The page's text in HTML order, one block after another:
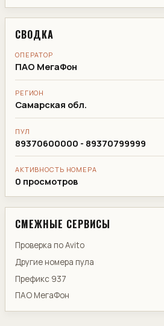
СВОДКА
ОПЕРАТОР
ПАО МегаФон
РЕГИОН
Самарская обл.
ПУЛ
89370600000 - 89370799999
АКТИВНОСТЬ НОМЕРА
0 просмотров
СМЕЖНЫЕ СЕРВИСЫ
Проверка по Avito
Другие номера пула
Префикс 937
ПАО МегаФон